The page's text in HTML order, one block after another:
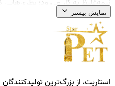
نیمه‌غلیظ به کار می‌رود؛ بطری‌هایی
روان‌تر نیاز دارند. این دهانه در
پرکنی سریع‌تر محصولات غلیظ را
وزن پریفرم بر اساس حجم بطری
دسته‌یپریفرمموجودند و بطری
نمایش بیشتر